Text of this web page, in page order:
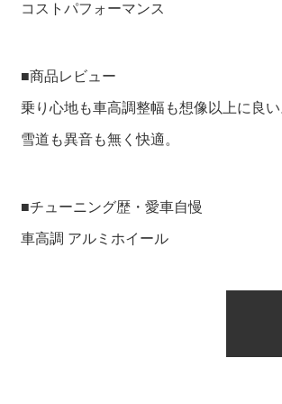
コストパフォーマンス
■商品レビュー
乗り心地も車高調整幅も想像以上に良い
雪道も異音も無く快適。
■チューニング歴・愛車自慢
車高調 アルミホイール